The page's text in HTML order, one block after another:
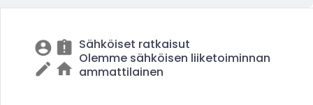
Sähköiset ratkaisut
Olemme sähköisen liiketoiminnan
ammattilainen